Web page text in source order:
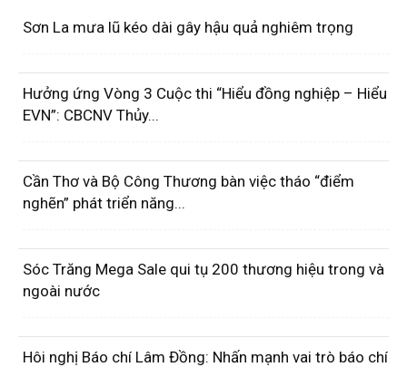
Sơn La mưa lũ kéo dài gây hậu quả nghiêm trọng
Hưởng ứng Vòng 3 Cuộc thi “Hiểu đồng nghiệp – Hiểu
EVN”: CBCNV Thủy...
Cần Thơ và Bộ Công Thương bàn việc tháo “điểm
nghẽn” phát triển năng...
Sóc Trăng Mega Sale qui tụ 200 thương hiệu trong và
ngoài nước
Hôi nghị Báo chí Lâm Đồng: Nhấn mạnh vai trò báo chí